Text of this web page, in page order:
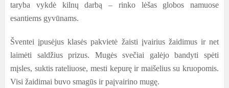
taryba vykdė kilnų darbą – rinko lėšas globos namuose
esantiems gyvūnams.
Šventei įpusėjus klasės pakvietė žaisti įvairius žaidimus ir net
laimėti saldžius prizus. Mugės svečiai galėjo bandyti spėti
mįsles, suktis rateliuose, mesti kepurę ir maišelius su kruopomis.
Visi žaidimai buvo smagūs ir paįvairino mugę.